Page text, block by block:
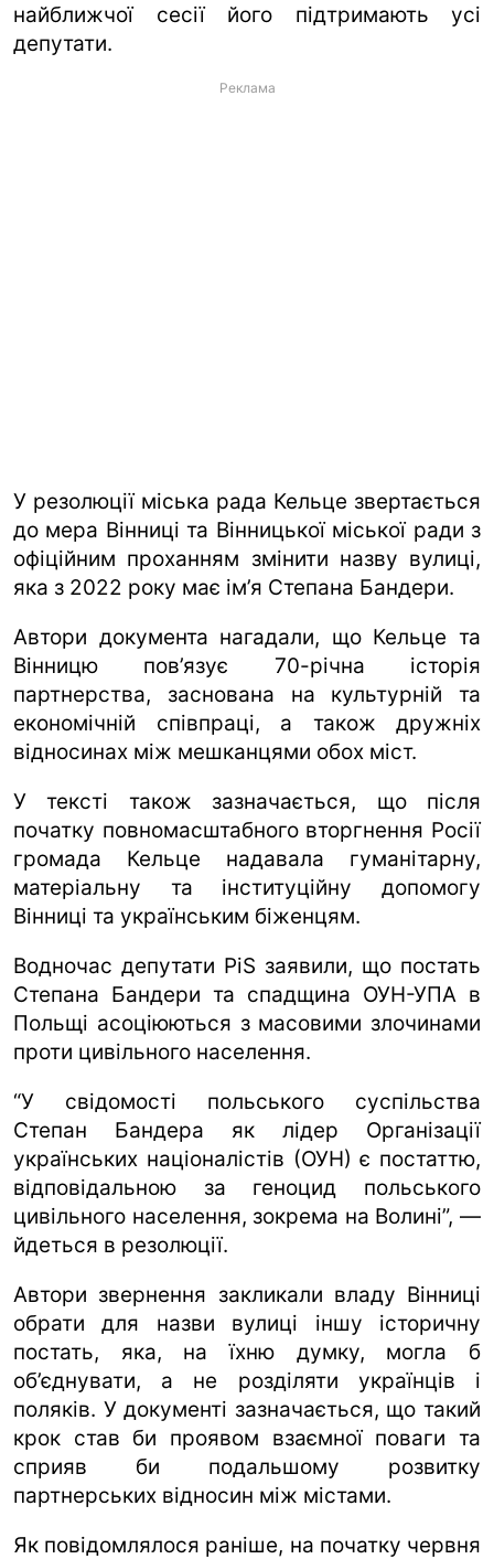
найближчої сесії його підтримають усі
депутати.
Реклама
У резолюції міська рада Кельце звертається
до мера Вінниці та Вінницької міської ради з
офіційним проханням змінити назву вулиці,
яка з 2022 року має ім’я Степана Бандери.
Автори документа нагадали, що Кельце та
Вінницю пов’язує 70-річна історія
партнерства, заснована на культурній та
економічній співпраці, а також дружніх
відносинах між мешканцями обох міст.
У тексті також зазначається, що після
початку повномасштабного вторгнення Росії
громада Кельце надавала гуманітарну,
матеріальну та інституційну допомогу
Вінниці та українським біженцям.
Водночас депутати PiS заявили, що постать
Степана Бандери та спадщина ОУН-УПА в
Польщі асоціюються з масовими злочинами
проти цивільного населення.
“У свідомості польського суспільства
Степан Бандера як лідер Організації
українських націоналістів (ОУН) є постаттю,
відповідальною за геноцид польського
цивільного населення, зокрема на Волині”, —
йдеться в резолюції.
Автори звернення закликали владу Вінниці
обрати для назви вулиці іншу історичну
постать, яка, на їхню думку, могла б
об’єднувати, а не розділяти українців і
поляків. У документі зазначається, що такий
крок став би проявом взаємної поваги та
сприяв би подальшому розвитку
партнерських відносин між містами.
Як повідомлялося раніше, на початку червня